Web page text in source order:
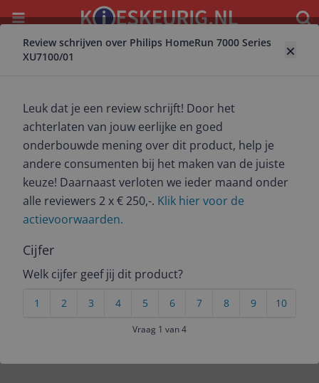
Menu
Terug naar robotstofzuiger
7.8(19 )
Review schrijven over Philips HomeRun 7000 Series
XU7100/01
Leuk dat je een review schrijft! Door het
achterlaten van jouw eerlijke en goed
onderbouwde mening over dit product, help je
andere consumenten bij het maken van de juiste
keuze! Daarnaast verloten we ieder maand onder
alle reviewers 2 x € 250,-. Klik hier voor de
actievoorwaarden.
Cijfer
Welk cijfer geef jij dit product?
10
9
8
7
6
5
4
3
2
1
Vraag 1 van 4
Alle 1 prijzen en aanbieders
Meest populaire keuze – Scherpste prijs!
1 tot 2 dagenGratis verzending
Bekijk product